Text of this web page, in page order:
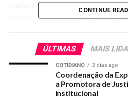
Quinari, tendo iniciado com o Pai de
prefeito Manoel Gomes que
Chico Paulo 1 com quase 100 (cem)
CONTINUE
ÚLTIMAS MAIS
COTIDIANO 2 dias ago
Coordenação da
a Promotora de
institucional